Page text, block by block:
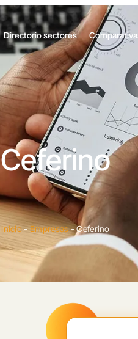
Directorio sectores
Ceferino
Inicio-Empresas-Ceferino